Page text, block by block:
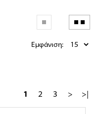
Εμφάνιση:
1 2 3 > >|